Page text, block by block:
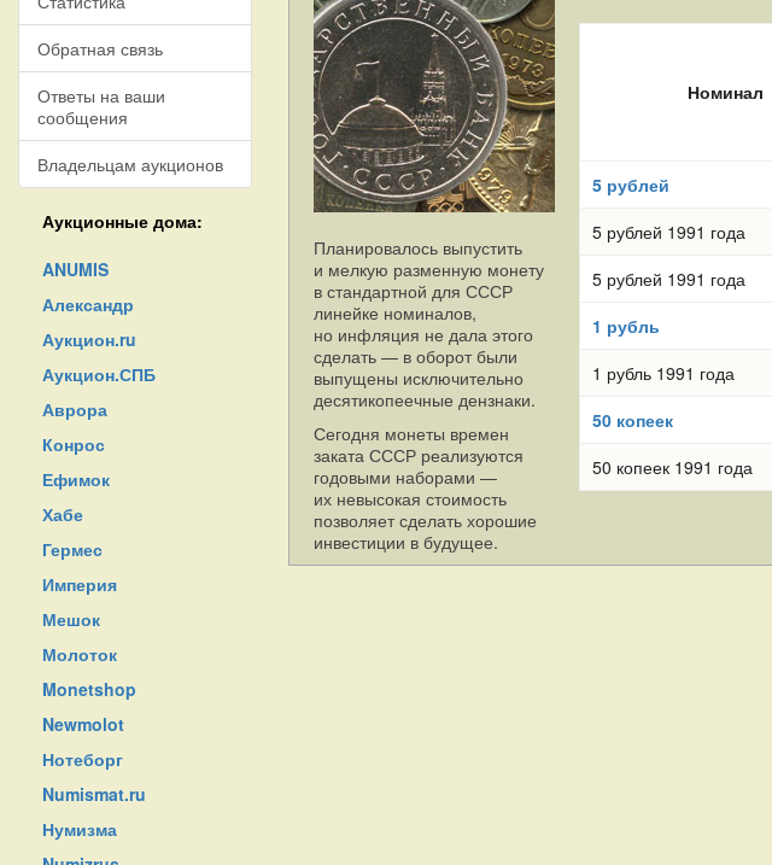
Обратная связь
Ответы на ваши
сообщения
Владельцам аукционов
Аукционные дома:
ANUMIS
Александр
Аукцион.ru
Аукцион.СПБ
Аврора
Конрос
Ефимок
Хабе
Гермес
Империя
Мешок
Молоток
Monetshop
Newmolot
Нотеборг
Numismat.ru
Нумизма
Планировалось выпустить
и мелкую разменную монету
в стандартной для СССР
линейке номиналов,
но инфляция не дала этого
сделать — в оборот были
выпущены исключительно
десятикопеечные дензнаки.
Сегодня монеты времен
заката СССР реализуются
годовыми наборами —
их невысокая стоимость
позволяет сделать хорошие
инвестиции в будущее.
Номинал
5 рублей
5 рублей 1991 года
5 рублей 1991 года
1 рубль
1 рубль 1991 года
50 копеек
50 копеек 1991 года